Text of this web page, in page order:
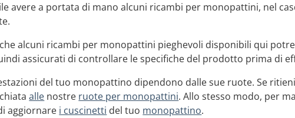
avere a portata di mano alcuni ricambi per monopattini, nel
alcuni ricambi per monopattini pieghevoli disponibili qui
assicurati di controllare le specifiche del prodotto prima di
del tuo monopattino dipendono dalle sue ruote. Se
alle nostre ruote per monopattini. Allo stesso modo, per
aggiornare i cuscinetti del tuo monopattino.